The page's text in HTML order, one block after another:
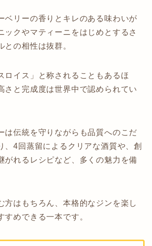
ベリーの香りとキレのある味わいが
ックやマティーニをはじめとするさ
との相性は抜群。
ロイス」と称されることもあるほ
さと完成度は世界中で認められてい
は伝統を守りながらも品質へのこだ
、4回蒸留によるクリアな酒質や、創
がれるレシピなど、多くの魅力を備
方はもちろん、本格的なジンを楽し
すめできる一本です。